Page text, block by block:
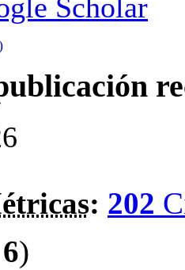
Scholar
: 202
6)